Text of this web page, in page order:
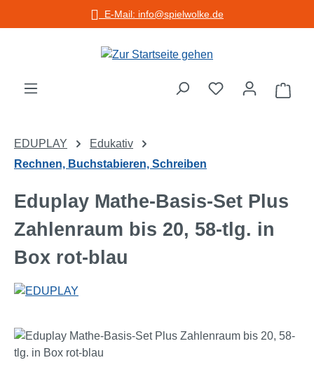
Zum Hauptinhalt springenE-Mail: info@spielwolke.de
EDUPLAY
Edukativ
Rechnen, Buchstabieren, Schreiben
Eduplay Mathe-Basis-Set Plus
Zahlenraum bis 20, 58-tlg. in
Box rot-blau